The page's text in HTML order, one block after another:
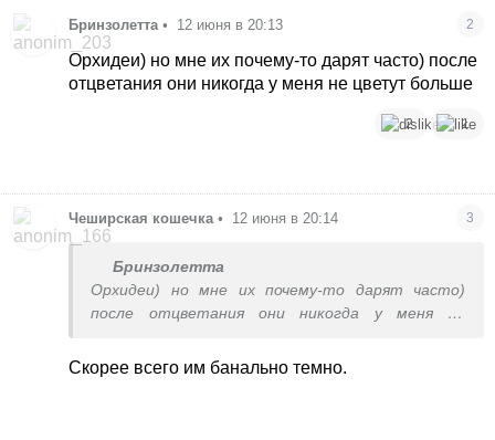
Бринзолетта • 12 июня в 20:13 2
Орхидеи) но мне их почему-то дарят часто) после
отцветания они никогда у меня не цветут больше
2 1
Чеширская кошечка • 12 июня в 20:14 3
Бринзолетта
Орхидеи) но мне их почему-то дарят часто)
после отцветания они никогда у меня не
Скорее всего им банально темно.